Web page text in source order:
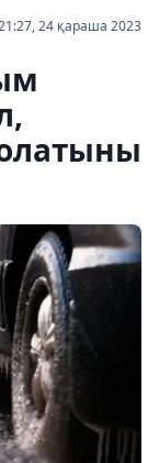
24 қараша 2023